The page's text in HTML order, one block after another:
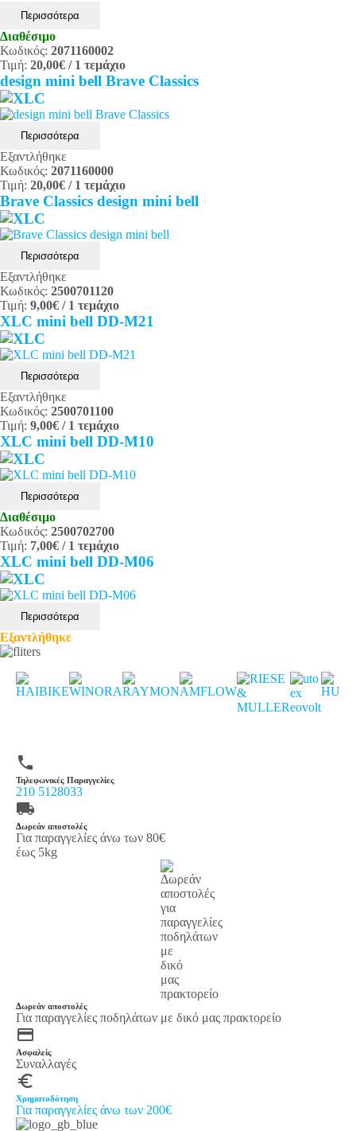
Περισσότερα
Διαθέσιμο
Κωδικός: 2071160002
Τιμή: 20,00€ / 1 τεμάχιο
design mini bell Brave Classics
Περισσότερα
Εξαντλήθηκε
Κωδικός: 2071160000
Τιμή: 20,00€ / 1 τεμάχιο
Brave Classics design mini bell
Περισσότερα
Εξαντλήθηκε
Κωδικός: 2500701120
Τιμή: 9,00€ / 1 τεμάχιο
XLC mini bell DD-M21
Περισσότερα
Εξαντλήθηκε
Κωδικός: 2500701100
Τιμή: 9,00€ / 1 τεμάχιο
XLC mini bell DD-M10
Περισσότερα
Διαθέσιμο
Κωδικός: 2500702700
Τιμή: 7,00€ / 1 τεμάχιο
XLC mini bell DD-M06
Περισσότερα
Εξαντλήθηκε
phone
Τηλεφωνικές Παραγγελίες
210 5128033
local_shipping
Δωρεάν αποστολές
Για παραγγελίες άνω των 80€
έως 5kg
Δωρεάν αποστολές
Για παραγγελίες ποδηλάτων με δικό μας πρακτορείο
credit_card
Ασφαλείς
Συναλλαγές
euro_symbol
Χρηματοδότηση
Για παραγγελίες άνω των 200€